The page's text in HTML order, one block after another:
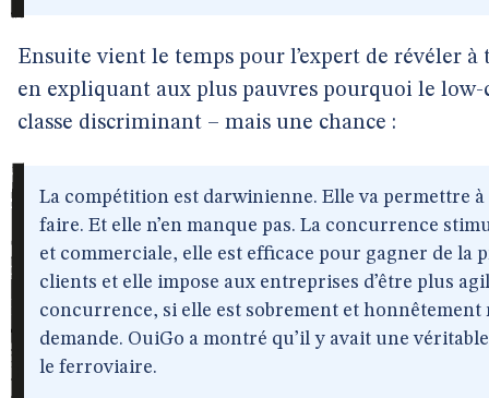
Ensuite vient le temps pour l’expert de révéler
en expliquant aux plus pauvres pourquoi le
classe discriminant – mais une chance :
La compétition est darwinienne. Elle va permettre
faire. Et elle n’en manque pas. La concurrence
et commerciale, elle est efficace pour gagner de
clients et elle impose aux entreprises d’être plus
concurrence, si elle est sobrement et
demande. OuiGo a montré qu’il y avait une
le ferroviaire.